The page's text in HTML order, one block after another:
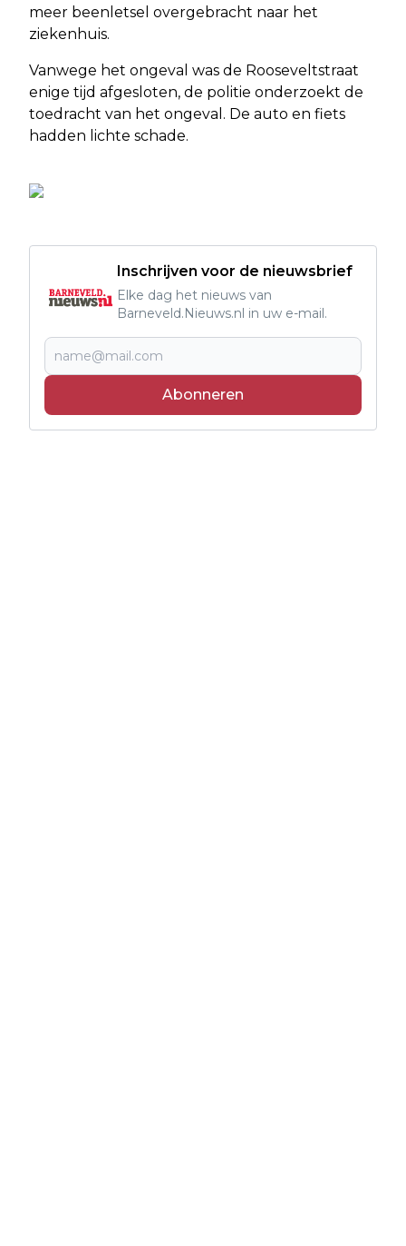
meer beenletsel overgebracht naar het
ziekenhuis.
Vanwege het ongeval was de Rooseveltstraat
enige tijd afgesloten, de politie onderzoekt de
toedracht van het ongeval. De auto en fiets
hadden lichte schade.
Inschrijven voor de nieuwsbrief
Elke dag het nieuws van
Barneveld.Nieuws.nl in uw e-mail.
Abonneren